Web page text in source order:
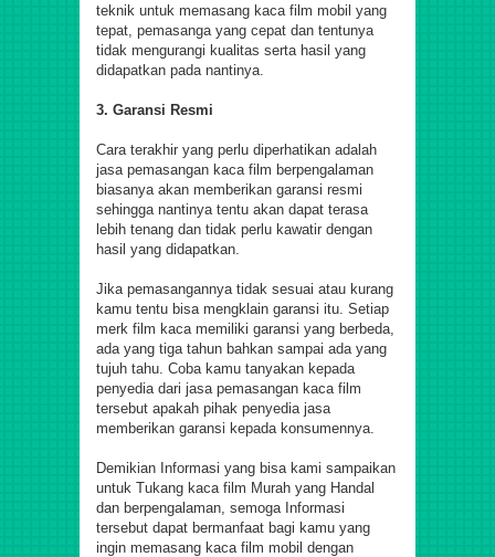
teknik untuk memasang kaca film mobil yang
tepat, pemasanga yang cepat dan tentunya
tidak mengurangi kualitas serta hasil yang
didapatkan pada nantinya.
3. Garansi Resmi
Cara terakhir yang perlu diperhatikan adalah
jasa pemasangan kaca film berpengalaman
biasanya akan memberikan garansi resmi
sehingga nantinya tentu akan dapat terasa
lebih tenang dan tidak perlu kawatir dengan
hasil yang didapatkan.
Jika pemasangannya tidak sesuai atau kurang
kamu tentu bisa mengklain garansi itu. Setiap
merk film kaca memiliki garansi yang berbeda,
ada yang tiga tahun bahkan sampai ada yang
tujuh tahu. Coba kamu tanyakan kepada
penyedia dari jasa pemasangan kaca film
tersebut apakah pihak penyedia jasa
memberikan garansi kepada konsumennya.
Demikian Informasi yang bisa kami sampaikan
untuk Tukang kaca film Murah yang Handal
dan berpengalaman, semoga Informasi
tersebut dapat bermanfaat bagi kamu yang
ingin memasang kaca film mobil dengan